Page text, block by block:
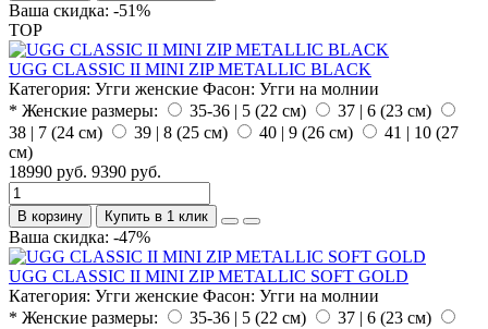
Ваша скидка: -51%
TOP
UGG CLASSIC II MINI ZIP METALLIC BLACK
Категория: Угги женские Фасон: Угги на молнии
* Женские размеры:
35-36 | 5 (22 см)
37 | 6 (23 см)
38 | 7 (24 см)
39 | 8 (25 см) 40 | 9 (26 см)
41 | 10 (27
см)
18990 руб. 9390 руб.
В корзину Купить в 1 клик
Ваша скидка: -47%
UGG CLASSIC II MINI ZIP METALLIC SOFT GOLD
Категория: Угги женские Фасон: Угги на молнии
* Женские размеры:
35-36 | 5 (22 см)
37 | 6 (23 см)